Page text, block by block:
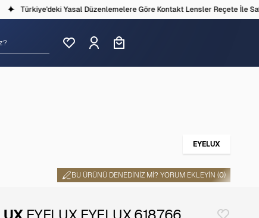
Türkiye'deki Yasal Düzenlemelere Göre Kontakt Lensler Reçete İle
BU ÜRÜNÜ DENEDINIZ MI? YORUM EKLEYIN (0)
EYELUX
EYELUX EYELUX 618766